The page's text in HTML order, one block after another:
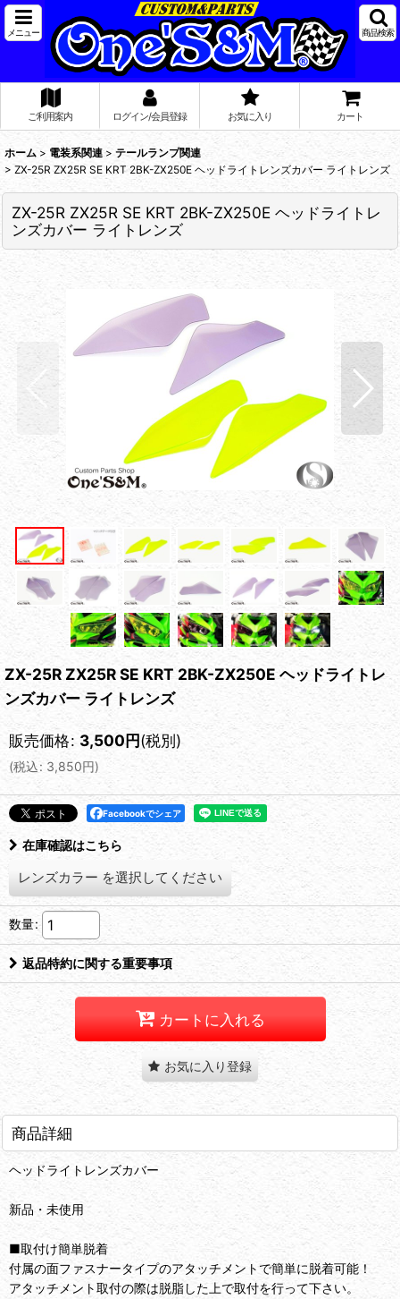
メニュー 商品検索
ご利用案内 ログイン/会員登録 お気に入り カート
ホーム > 電装系関連 > テールランプ関連
> ZX-25R ZX25R SE KRT 2BK-ZX250E ヘッドライトレンズカバー ライトレンズ
ZX-25R ZX25R SE KRT 2BK-ZX250E ヘッドライトレ
ンズカバー ライトレンズ
ZX-25R ZX25R SE KRT 2BK-ZX250E ヘッドライトレ
ンズカバー ライトレンズ
販売価格: 3,500円(税別)
(税込: 3,850円)
Facebookでシェア
在庫確認はこちら
レンズカラー を選択してください
数量:
返品特約に関する重要事項
カートに入れる
お気に入り登録
商品詳細
ヘッドライトレンズカバー
新品・未使用
■取付け簡単脱着
付属の面ファスナータイプのアタッチメントで簡単に脱着可能！
アタッチメント取付の際は脱脂した上で取付を行って下さい。